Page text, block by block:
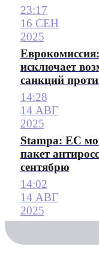
23:17
16 СЕН
2025
исключает
санкций
14:28
14 АВГ
2025
Stampa: ЕС
пакет
сентябрю
14:02
14 АВГ
2025